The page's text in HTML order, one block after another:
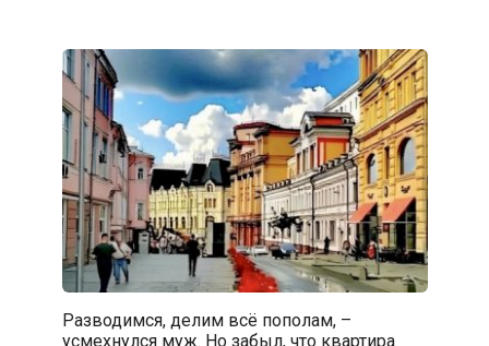
Разводимся, делим всё пополам, –
усмехнулся муж. Но забыл, что квартира